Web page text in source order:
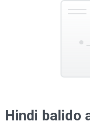
Hindi balido